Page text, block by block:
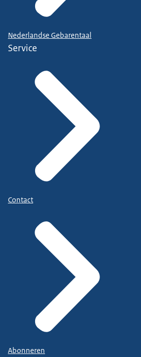
Nederlandse Gebarentaal
Service
Contact
Abonneren